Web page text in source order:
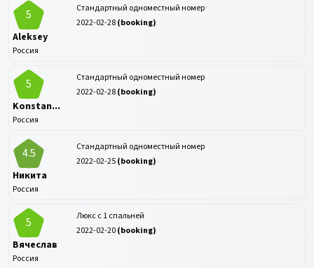
5
Aleksey
Россия
Стандартный одноместный номер
2022-02-28(booking)
5
Konstan...
Россия
Стандартный одноместный номер
2022-02-28(booking)
4.5
Никита
Россия
Стандартный одноместный номер
2022-02-25(booking)
5
Вячеслав
Россия
Люкс с 1 спальней
2022-02-20(booking)